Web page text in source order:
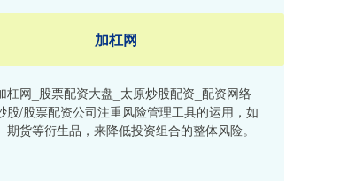
加杠网
杠网_股票配资大盘_太原炒股配资_配资网络
股/股票配资公司注重风险管理工具的运用，如
期货等衍生品，来降低投资组合的整体风险。